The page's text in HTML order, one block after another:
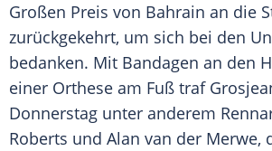
Großen Preis von Bahrain an die
zurückgekehrt, um sich bei den
bedanken. Mit Bandagen an den
einer Orthese am Fuß traf
Donnerstag unter anderem
Roberts und Alan van der Merwe,